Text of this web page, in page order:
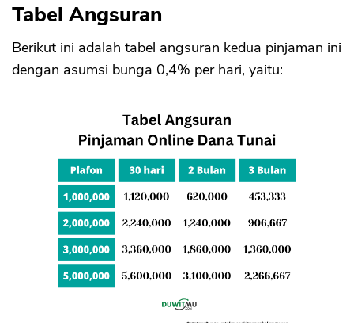
Tabel Angsuran
Berikut ini adalah tabel angsuran kedua pinjaman ini
dengan asumsi bunga 0,4% per hari, yaitu: